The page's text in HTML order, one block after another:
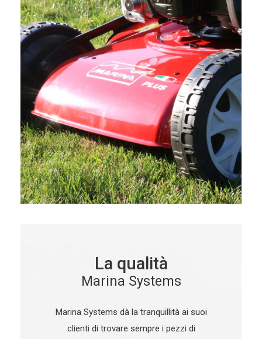
La qualità
Marina Systems
Marina Systems dà la tranquillità ai suoi
clienti di trovare sempre i pezzi di